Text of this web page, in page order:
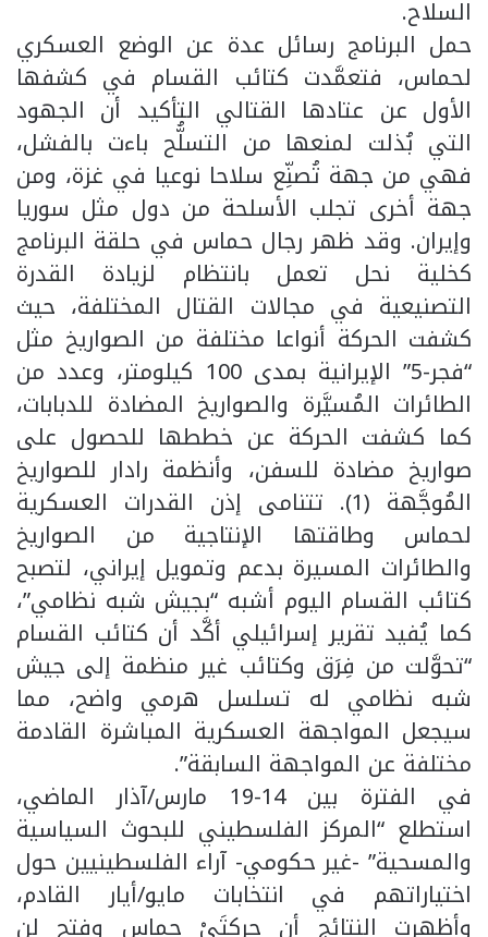
السلاح.
حمل البرنامج رسائل عدة عن الوضع العسكري
لحماس، فتعمَّدت كتائب القسام في كشفها
الأول عن عتادها القتالي التأكيد أن الجهود
التي بُذلت لمنعها من التسلُّح باءت بالفشل،
فهي من جهة تُصنِّع سلاحا نوعيا في غزة، ومن
جهة أخرى تجلب الأسلحة من دول مثل سوريا
وإيران. وقد ظهر رجال حماس في حلقة البرنامج
كخلية نحل تعمل بانتظام لزيادة القدرة
التصنيعية في مجالات القتال المختلفة، حيث
كشفت الحركة أنواعا مختلفة من الصواريخ مثل
“فجر-5” الإيرانية بمدى 100 كيلومتر، وعدد من
الطائرات المُسيَّرة والصواريخ المضادة للدبابات،
كما كشفت الحركة عن خططها للحصول على
صواريخ مضادة للسفن، وأنظمة رادار للصواريخ
المُوجَّهة (1). تتنامى إذن القدرات العسكرية
لحماس وطاقتها الإنتاجية من الصواريخ
والطائرات المسيرة بدعم وتمويل إيراني، لتصبح
كتائب القسام اليوم أشبه “بجيش شبه نظامي”،
كما يُفيد تقرير إسرائيلي أكَّد أن كتائب القسام
“تحوَّلت من فِرَق وكتائب غير منظمة إلى جيش
شبه نظامي له تسلسل هرمي واضح، مما
سيجعل المواجهة العسكرية المباشرة القادمة
مختلفة عن المواجهة السابقة”.
في الفترة بين 14-19 مارس/آذار الماضي،
استطلع “المركز الفلسطيني للبحوث السياسية
والمسحية” -غير حكومي- آراء الفلسطينيين حول
اختياراتهم في انتخابات مايو/أيار القادم،
وأظهرت النتائج أن حركتَيْ حماس وفتح لن